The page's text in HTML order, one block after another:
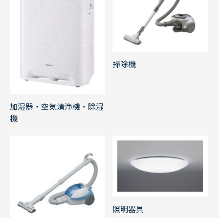
加湿器・空気清浄機・除湿
機
掃除機
照明器具